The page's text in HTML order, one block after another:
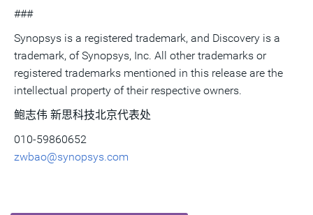
###
Synopsys is a registered trademark, and Discovery is a
trademark, of Synopsys, Inc. All other trademarks or
registered trademarks mentioned in this release are the
intellectual property of their respective owners.
鲍志伟 新思科技北京代表处
010-59860652
zwbao@synopsys.com